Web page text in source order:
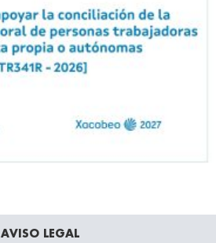
AVISO LEGAL